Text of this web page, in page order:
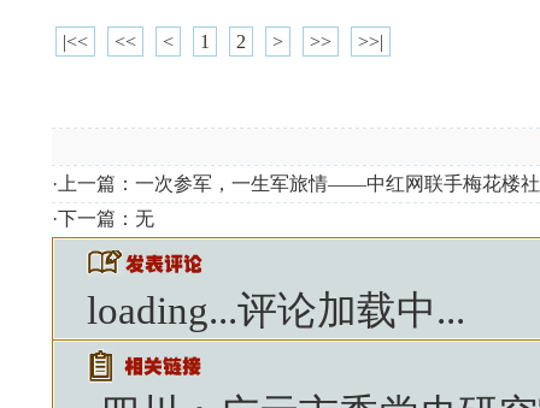
|<< << < 1 2 > >> >>|
·上一篇： 一次参军，一生军旅情——中红网联手梅花楼社
·下一篇：无
loading...评论加载中...